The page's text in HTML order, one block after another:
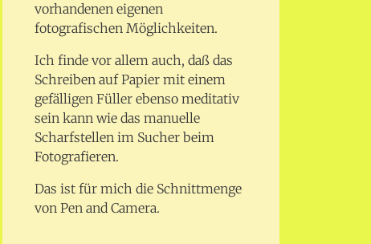
vorhandenen eigenen
fotografischen Möglichkeiten.
Ich finde vor allem auch, daß das
Schreiben auf Papier mit einem
gefälligen Füller ebenso meditativ
sein kann wie das manuelle
Scharfstellen im Sucher beim
Fotografieren.
Das ist für mich die Schnittmenge
von Pen and Camera.